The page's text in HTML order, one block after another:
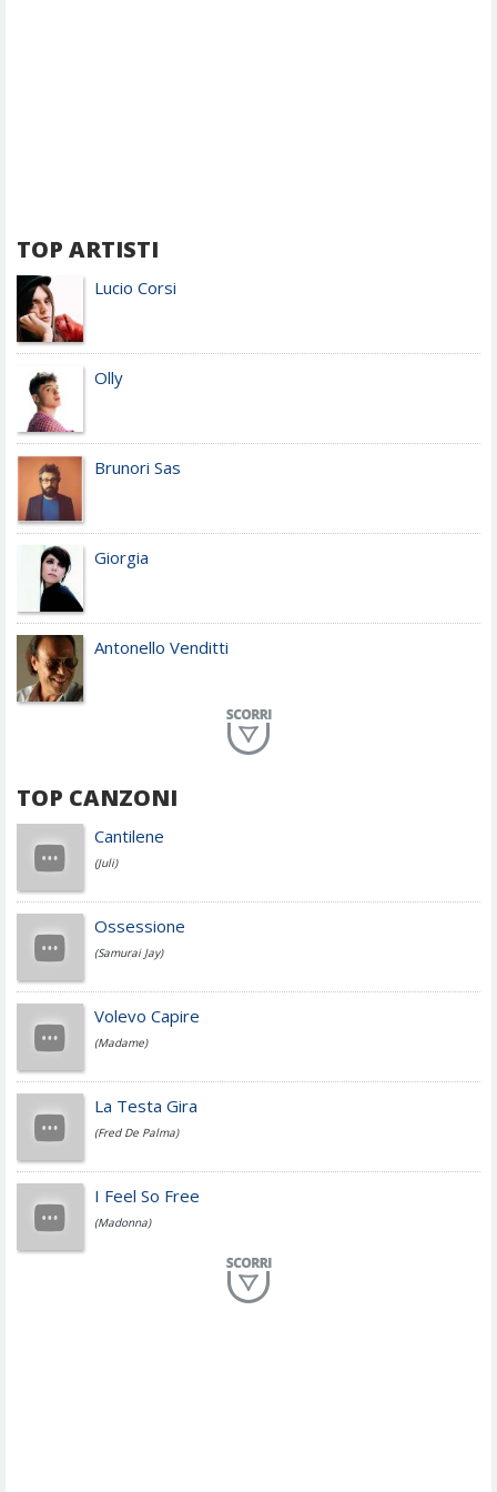
TOP ARTISTI
Lucio Corsi
Olly
Brunori Sas
Giorgia
Antonello Venditti
Achille Lauro
Cesare Cremonini
Jovanotti
Fedez
Simone Cristicchi
TOP CANZONI
Cantilene
(Juli)
Ossessione
(Samurai Jay)
Volevo Capire
(Madame)
La Testa Gira
(Fred De Palma)
I Feel So Free
(Madonna)